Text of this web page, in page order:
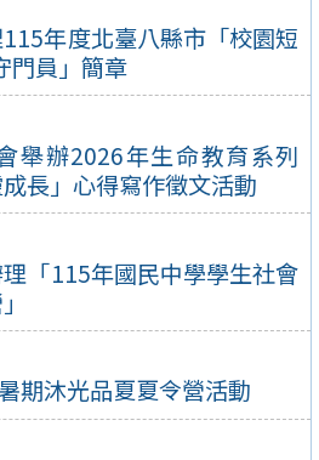
年度北臺八縣市「校園短
門員」簡章
舉辦2026年生命教育系列
長」心得寫作徵文活動
「115年國民中學學生社會
期沐光品夏夏令營活動